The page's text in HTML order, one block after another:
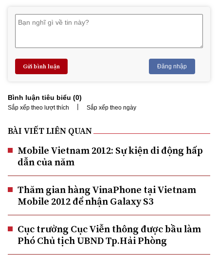
Gửi bình luận Đăng nhập
Bình luận tiêu biểu (0)
Sắp xếp theo lượt thích | Sắp xếp theo ngày
BÀI VIẾT LIÊN QUAN
Mobile Vietnam 2012: Sự kiện di động hấp
dẫn của năm
Thăm gian hàng VinaPhone tại Vietnam
Mobile 2012 để nhận Galaxy S3
Cục trưởng Cục Viễn thông được bầu làm
Phó Chủ tịch UBND Tp.Hải Phòng